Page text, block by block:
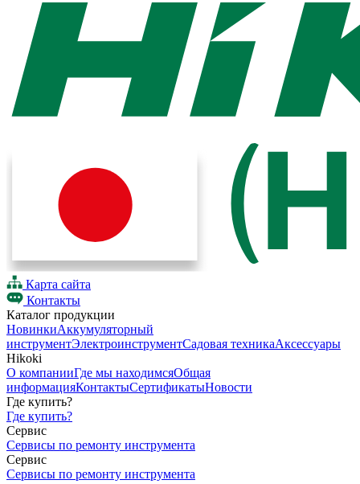
Карта сайта
Контакты
Каталог продукции
НовинкиАккумуляторный
инструментЭлектроинструментСадовая техникаАксессуары
Hikoki
О компанииГде мы находимсяОбщая
информацияКонтактыСертификатыНовости
Где купить?
Где купить?
Сервис
Сервисы по ремонту инструмента
Сервис
Сервисы по ремонту инструмента